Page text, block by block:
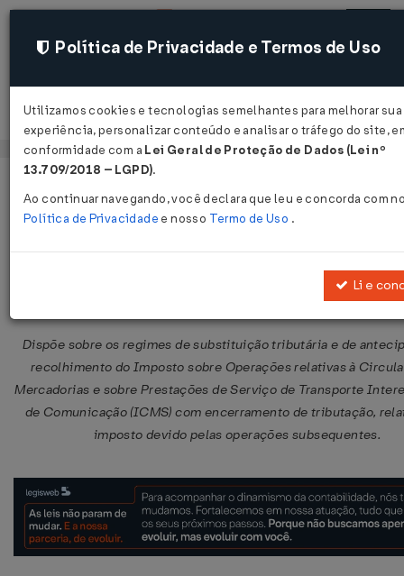
Acessar
Publicado no DOU em 19 dez 2018
Dispõe sobre os regimes de substituição tributária e de
recolhimento do Imposto sobre Operações relativas à
Mercadorias e sobre Prestações de Serviço de Transporte
de Comunicação (ICMS) com encerramento de tributação,
imposto devido pelas operações subsequentes.
Política de Privacidade e Termos de Uso
Utilizamos cookies e tecnologias semelhantes para melhorar sua
experiência, personalizar conteúdo e analisar o tráfego do site,
conformidade com a Lei Geral de Proteção de Dados (Lei nº
13.709/2018 – LGPD).
Ao continuar navegando, você declara que leu e concorda com
Política de Privacidade e nosso Termo de Uso .
Li e